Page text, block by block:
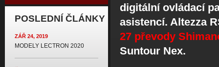
POSLEDNÍ ČLÁNKY
ZÁŘ 24, 2019
MODELY LECTRON 2020
digitální ovládací
asistencí. Altezza
27 převody
Suntour Nex.